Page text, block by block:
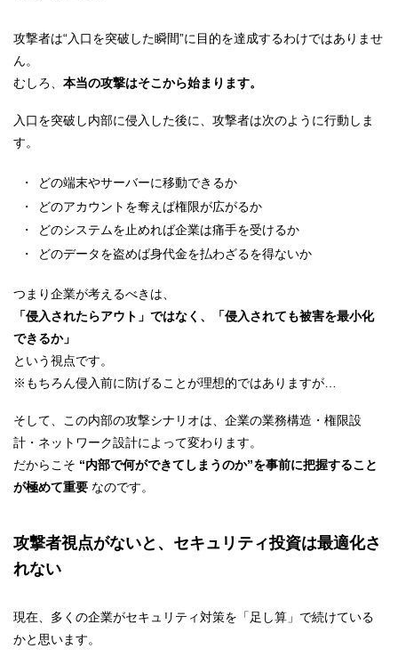
攻撃者は“入口を突破した瞬間”に目的を達成するわけではありませ
ん。
むしろ、 本当の攻撃はそこから始まります。
入口を突破し内部に侵入した後に、攻撃者は次のように行動しま
す。
どの端末やサーバーに移動できるか
どのアカウントを奪えば権限が広がるか
どのシステムを止めれば企業は痛手を受けるか
どのデータを盗めば身代金を払わざるを得ないか
つまり企業が考えるべきは、
「侵入されたらアウト」ではなく、「侵入されても被害を最小化
できるか」
という視点です。
※もちろん侵入前に防げることが理想的ではありますが…
そして、この内部の攻撃シナリオは、企業の業務構造・権限設
計・ネットワーク設計によって変わります。
だからこそ “内部で何ができてしまうのか”を事前に把握すること
が極めて重要 なのです。
攻撃者視点がないと、セキュリティ投資は最適化さ
れない
現在、多くの企業がセキュリティ対策を「足し算」で続けている
かと思います。